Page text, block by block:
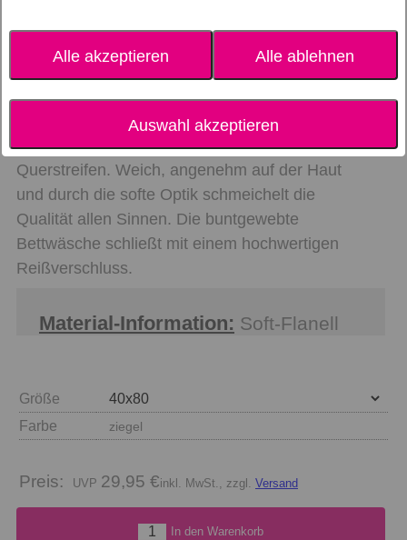
Alle akzeptieren Alle ablehnen
Auswahl akzeptieren
Die Flanell Bettwäsche INVERNESS aus reiner
Baumwolle besticht durch den kontrastierenden
Querstreifen. Weich, angenehm auf der Haut
und durch die softe Optik schmeichelt die
Qualität allen Sinnen. Die buntgewebte
Bettwäsche schließt mit einem hochwertigen
Reißverschluss.
Material-Information: Soft-Flanell
Größe
Farbe
ziegel
Preis: 29,95 €inkl. MwSt., zzgl. Versand
In den Warenkorb